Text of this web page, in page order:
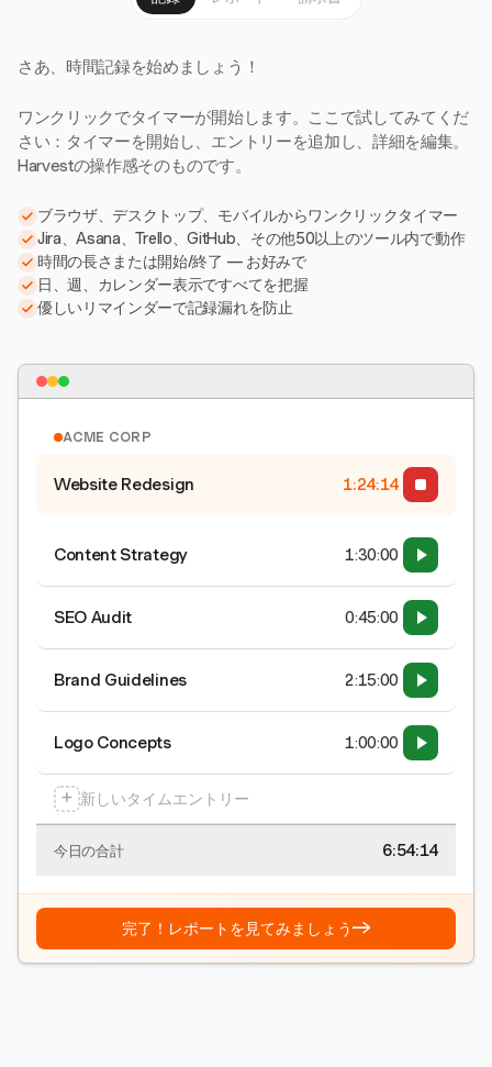
さあ、時間記録を始めましょう！
ワンクリックでタイマーが開始します。ここで試してみてくだ
さい：タイマーを開始し、エントリーを追加し、詳細を編集。
Harvestの操作感そのものです。
ブラウザ、デスクトップ、モバイルからワンクリックタイマー
Jira、Asana、Trello、GitHub、その他50以上のツール内で動作
時間の長さまたは開始/終了 — お好みで
日、週、カレンダー表示ですべてを把握
優しいリマインダーで記録漏れを防止
ACME CORP
Website Redesign 1:24:15
Content Strategy 1:30:00
SEO Audit 0:45:00
Brand Guidelines 2:15:00
Logo Concepts 1:00:00
+ 新しいタイムエントリー
今日の合計 6:54:15
完了！レポートを見てみましょう→